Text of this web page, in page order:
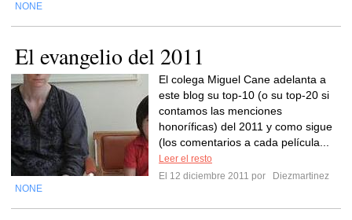
NONE
El evangelio del 2011
El colega Miguel Cane adelanta a
este blog su top-10 (o su top-20 si
contamos las menciones
honoríficas) del 2011 y como sigue
(los comentarios a cada película...
Leer el resto
El 12 diciembre 2011 por
Diezmartinez
NONE